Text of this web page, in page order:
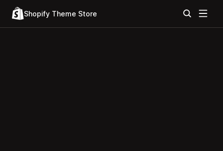
Shopify Theme Store